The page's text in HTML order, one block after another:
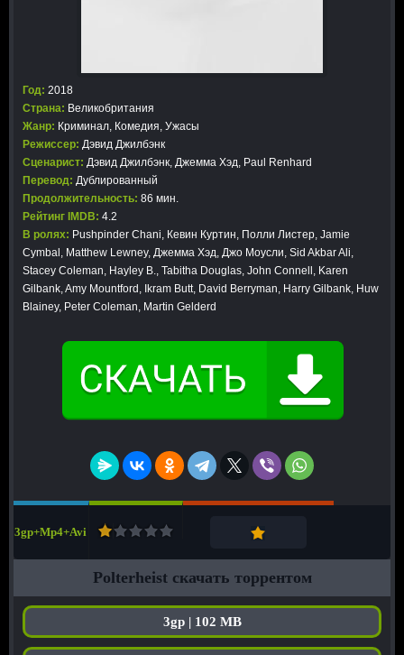
Год: 2018
Страна: Великобритания
Жанр: Криминал, Комедия, Ужасы
Режиссер: Дэвид Джилбэнк
Сценарист: Дэвид Джилбэнк, Джемма Хэд, Paul Renhard
Перевод: Дублированный
Продолжительность: 86 мин.
Рейтинг IMDB: 4.2
В ролях: Pushpinder Chani, Кевин Куртин, Полли Листер, Jamie
Cymbal, Matthew Lewney, Джемма Хэд, Джо Моусли, Sid Akbar Ali,
Stacey Coleman, Hayley B., Tabitha Douglas, John Connell, Karen
Gilbank, Amy Mountford, Ikram Butt, David Berryman, Harry Gilbank, Huw
Blainey, Peter Coleman, Martin Gelderd
3gp+Mp4+Avi
Polterheist скачать торрентом
3gp | 102 MB